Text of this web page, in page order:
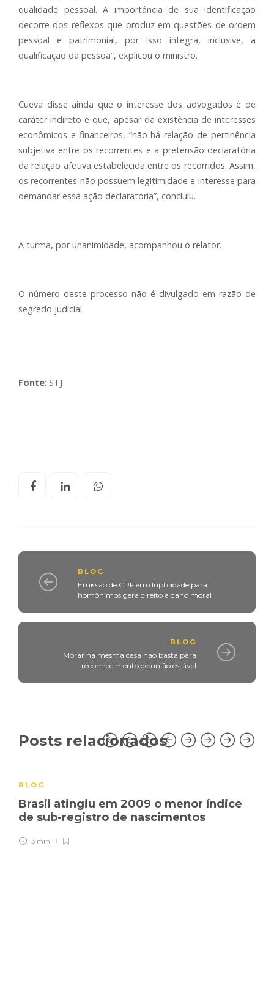
qualidade pessoal. A importância de sua identificação
decorre dos reflexos que produz em questões de ordem
pessoal e patrimonial, por isso integra, inclusive, a
qualificação da pessoa”, explicou o ministro.
Cueva disse ainda que o interesse dos advogados é de
caráter indireto e que, apesar da existência de interesses
econômicos e financeiros, “não há relação de pertinência
subjetiva entre os recorrentes e a pretensão declaratória
da relação afetiva estabelecida entre os recorridos. Assim,
os recorrentes não possuem legitimidade e interesse para
demandar essa ação declaratória”, concluiu.
A turma, por unanimidade, acompanhou o relator.
O número deste processo não é divulgado em razão de
segredo judicial.
Fonte: STJ
BLOG
Emissão de CPF em duplicidade para
homônimos gera direito a dano moral
BLOG
Morar na mesma casa não basta para
reconhecimento de união estável
Posts relacionados
BLOG
Brasil atingiu em 2009 o menor índice
de sub-registro de nascimentos
3 min